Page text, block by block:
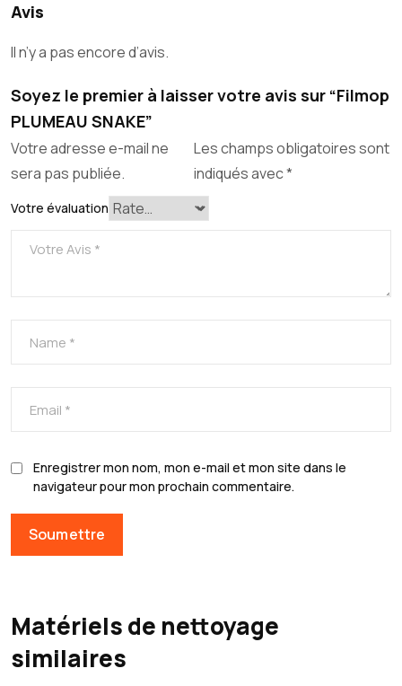
Avis
Il n’y a pas encore d’avis.
Soyez le premier à laisser votre avis sur “Filmop
PLUMEAU SNAKE”
Votre adresse e-mail ne
sera pas publiée.
Les champs obligatoires sont
indiqués avec*
Votre évaluation
Enregistrer mon nom, mon e-mail et mon site dans le
navigateur pour mon prochain commentaire.
Matériels de nettoyage
similaires